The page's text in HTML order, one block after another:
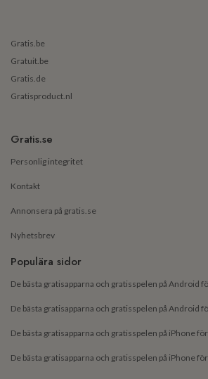
Gratis.be
Gratuit.be
Gratis.de
Gratisproduct.nl
Gratis.se
Personlig integritet
Kontakt
Annonsera på gratis.se
Nyhetsbrev
Populära sidor
De bästa gratisapparna och gratisspelen på Android
De bästa gratisapparna och gratisspelen på Android
De bästa gratisapparna och gratisspelen på iPhone
De bästa gratisapparna och gratisspelen på iPhone